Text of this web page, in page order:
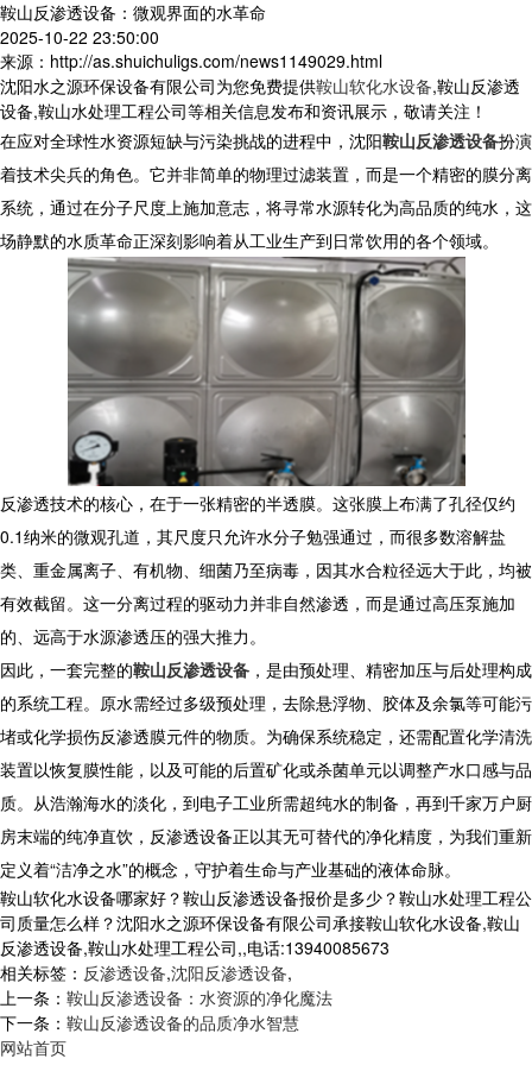
鞍山反渗透设备：微观界面的水革命
2025-10-22 23:50:00
来源：http://as.shuichuligs.com/news1149029.html
沈阳水之源环保设备有限公司为您免费提供鞍山软化水设备,鞍山反渗透
设备,鞍山水处理工程公司等相关信息发布和资讯展示，敬请关注！
在应对全球性水资源短缺与污染挑战的进程中，沈阳鞍山反渗透设备扮演
着技术尖兵的角色。它并非简单的物理过滤装置，而是一个精密的膜分离
系统，通过在分子尺度上施加意志，将寻常水源转化为高品质的纯水，这
场静默的水质革命正深刻影响着从工业生产到日常饮用的各个领域。
反渗透技术的核心，在于一张精密的半透膜。这张膜上布满了孔径仅约
0.1纳米的微观孔道，其尺度只允许水分子勉强通过，而很多数溶解盐
类、重金属离子、有机物、细菌乃至病毒，因其水合粒径远大于此，均被
有效截留。这一分离过程的驱动力并非自然渗透，而是通过高压泵施加
的、远高于水源渗透压的强大推力。
因此，一套完整的鞍山反渗透设备 ，是由预处理、精密加压与后处理构成
的系统工程。原水需经过多级预处理，去除悬浮物、胶体及余氯等可能污
堵或化学损伤反渗透膜元件的物质。为确保系统稳定，还需配置化学清洗
装置以恢复膜性能，以及可能的后置矿化或杀菌单元以调整产水口感与品
质。从浩瀚海水的淡化，到电子工业所需超纯水的制备，再到千家万户厨
房末端的纯净直饮，反渗透设备正以其无可替代的净化精度，为我们重新
定义着“洁净之水”的概念，守护着生命与产业基础的液体命脉。
鞍山软化水设备哪家好？鞍山反渗透设备报价是多少？鞍山水处理工程公
司质量怎么样？沈阳水之源环保设备有限公司承接鞍山软化水设备,鞍山
反渗透设备,鞍山水处理工程公司,,电话:13940085673
相关标签： 反渗透设备,沈阳反渗透设备,
上一条： 鞍山反渗透设备：水资源的净化魔法
下一条： 鞍山反渗透设备的品质净水智慧
网站首页